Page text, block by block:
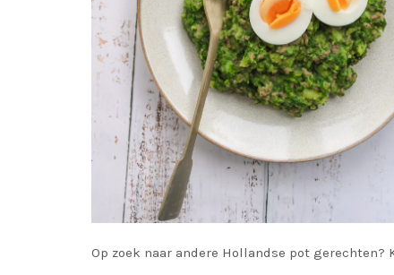
Op zoek naar andere Hollandse pot gerechten?